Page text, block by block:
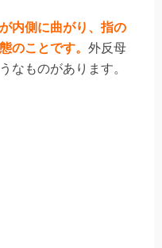
内側に曲がり、指の
のことです。 外反母
なものがあります。